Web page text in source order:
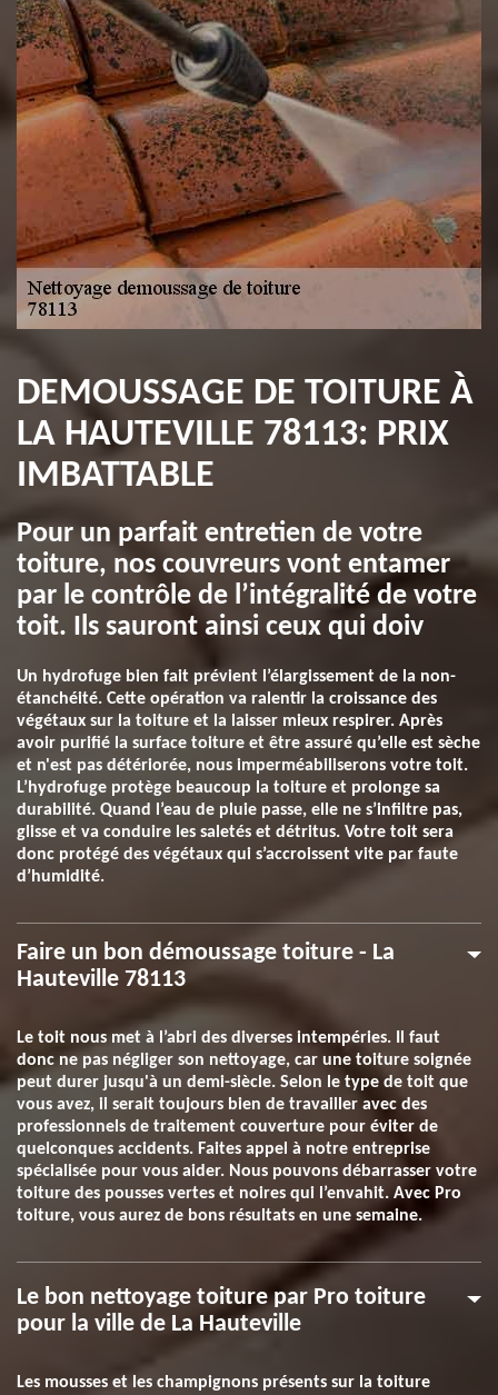
DEMOUSSAGE DE TOITURE À
LA HAUTEVILLE 78113: PRIX
IMBATTABLE
Pour un parfait entretien de votre
toiture, nos couvreurs vont entamer
par le contrôle de l’intégralité de votre
toit. Ils sauront ainsi ceux qui doiv
Un hydrofuge bien fait prévient l’élargissement de la non-
étanchéité. Cette opération va ralentir la croissance des
végétaux sur la toiture et la laisser mieux respirer. Après
avoir purifié la surface toiture et être assuré qu’elle est sèche
et n'est pas détériorée, nous imperméabiliserons votre toit.
L’hydrofuge protège beaucoup la toiture et prolonge sa
durabilité. Quand l’eau de pluie passe, elle ne s’infiltre pas,
glisse et va conduire les saletés et détritus. Votre toit sera
donc protégé des végétaux qui s’accroissent vite par faute
d’humidité.
Faire un bon démoussage toiture - La
Hauteville 78113
Le toit nous met à l’abri des diverses intempéries. Il faut
donc ne pas négliger son nettoyage, car une toiture soignée
peut durer jusqu'à un demi-siècle. Selon le type de toit que
vous avez, il serait toujours bien de travailler avec des
professionnels de traitement couverture pour éviter de
quelconques accidents. Faites appel à notre entreprise
spécialisée pour vous aider. Nous pouvons débarrasser votre
toiture des pousses vertes et noires qui l’envahit. Avec Pro
toiture, vous aurez de bons résultats en une semaine.
Le bon nettoyage toiture par Pro toiture
pour la ville de La Hauteville
Les mousses et les champignons présents sur la toiture